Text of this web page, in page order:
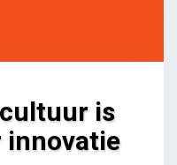
is
innovatie